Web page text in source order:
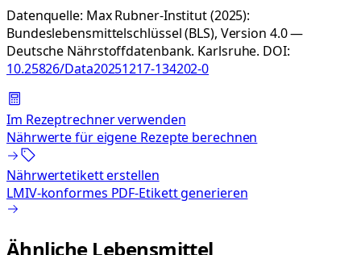
Datenquelle: Max Rubner-Institut (2025):
Bundeslebensmittelschlüssel (BLS), Version 4.0 —
Deutsche Nährstoffdatenbank. Karlsruhe. DOI:
10.25826/Data20251217-134202-0
Im Rezeptrechner verwenden
Nährwerte für eigene Rezepte berechnen
Nährwertetikett erstellen
LMIV-konformes PDF-Etikett generieren
Ähnliche Lebensmittel